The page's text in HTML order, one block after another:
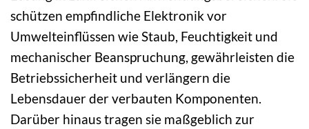
schützen empfindliche Elektronik vor
Umwelteinflüssen wie Staub, Feuchtigkeit und
mechanischer Beanspruchung, gewährleisten die
Betriebssicherheit und verlängern die
Lebensdauer der verbauten Komponenten.
Darüber hinaus tragen sie maßgeblich zur